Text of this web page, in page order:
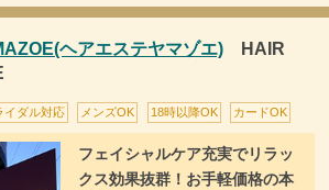
ヘアエステヤマゾエ) HAIR
イダル対応 メンズOK 18時以降OK カードOK
フェイシャルケア充実でリラッ
クス効果抜群！お手軽価格の本